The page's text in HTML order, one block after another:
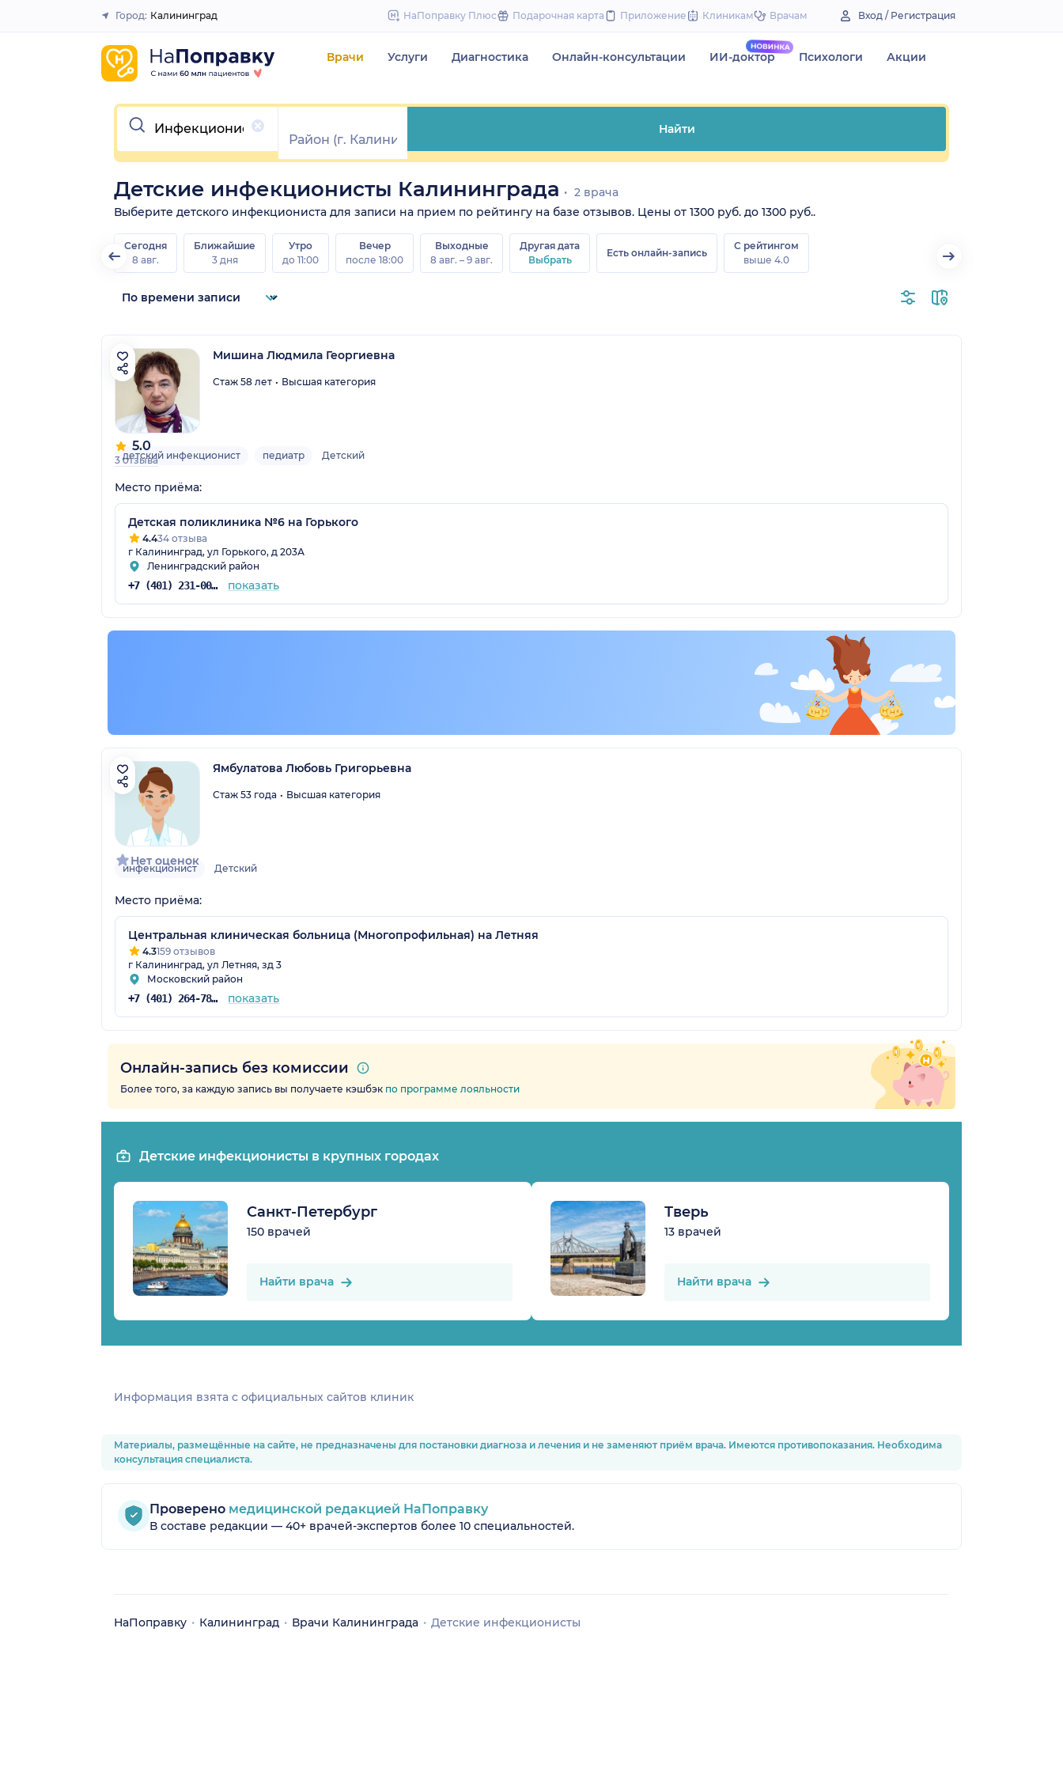
to
Закрыть
Город: Калининград НаПоправку Плюс Подарочная карта Приложение Клиникам Врачам Вход / Регистрация
Врачи Услуги Диагностика Онлайн-консультации ИИ-доктор Психологи Акции
Очистить
Найти
Детские инфекционисты Калининграда
2 врача
Выберите детского инфекциониста для записи на прием по рейтингу на базе отзывов. Цены от 1300 руб. до 1300 руб..
Сегодня
8 авг.
Ближайшие
3 дня
Утро
до 11:00
Вечер
после 18:00
Выходные
8 авг. – 9 авг.
Другая дата
Выбрать
Есть онлайн-запись
С рейтингом
выше 4.0
5.0
3 отзыва
Мишина Людмила Георгиевна
Стаж 58 лет Высшая категория
детский инфекционист педиатр Детский
Место приёма:
Детская поликлиника №6 на Горького
4.434 отзыва
г Калининград, ул Горького, д 203А
Ленинградский район
+7 (401) 231-00-69 показать
Нет оценок
Ямбулатова Любовь Григорьевна
Стаж 53 года Высшая категория
инфекционист Детский
Место приёма:
Центральная клиническая больница (Многопрофильная) на Летняя
4.3159 отзывов
г Калининград, ул Летняя, зд 3
Московский район
+7 (401) 264-78-21 показать
Онлайн-запись без комиссии
Более того, за каждую запись вы получаете кэшбэк по программе лояльности
Детские инфекционисты в крупных городах
Санкт-Петербург
150 врачей
Найти врача
Тверь
13 врачей
Найти врача
Информация взята c официальных сайтов клиник
Материалы, размещённые на сайте, не предназначены для постановки диагноза и лечения и не заменяют приём врача. Имеются противопоказания. Необходима
консультация специалиста.
Проверено медицинской редакцией НаПоправку
В составе редакции — 40+ врачей-экспертов более 10 специальностей.
НаПоправку Калининград Врачи Калининграда Детские инфекционисты